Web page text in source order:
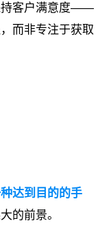
持客户满意度——
而非专注于获取
达到目的的手
的前景。